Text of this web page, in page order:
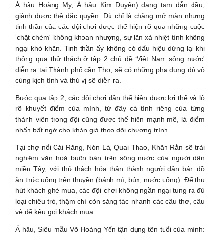
Á hậu Hoàng My, Á hậu Kim Duyên) đang tạm dẫn đầu,
giành được thẻ đặc quyền. Dù chỉ là chặng mở màn nhưng
tinh thần của các đội chơi được thể hiện rõ qua những cuộc
‘chặt chém' không khoan nhượng, sự lăn xả nhiệt tình không
ngại khó khăn. Tinh thần ấy không có dấu hiệu dừng lại khi
thông qua thử thách ở tập 2 chủ đề ‘Việt Nam sông nước'
diễn ra tại Thành phố cần Thơ, sẽ có những pha đụng độ vô
cùng kịch tính và thú vị sẽ diễn ra.
Bước qua tập 2, các đội chơi dần thể hiện được lợi thế và lộ
rõ khuyết điểm của mình, từ đây cá tính riêng của từng
thành viên trong đội cũng được thể hiện mạnh mẽ, là điểm
nhấn bất ngờ cho khán giả theo dõi chương trình.
Tại chợ nổi Cái Răng, Nón Lá, Quai Thao, Khăn Rằn sẽ trải
nghiệm văn hoá buôn bán trên sông nước của người dân
miền Tây, với thử thách hóa thân thành người dân bán đồ
ăn thức uống trên thuyền (bánh mì, bún, nước uống). Để thu
hút khách ghé mua, các đội chơi không ngần ngại tung ra đủ
loại chiêu trò, thậm chí còn sáng tác nhanh các câu thơ, câu
vè để kêu gọi khách mua.
Á hậu, Siêu mẫu Võ Hoàng Yến tận dụng tên tuổi của mình: